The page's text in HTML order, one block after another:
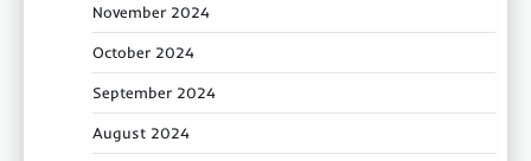
November 2024
October 2024
September 2024
August 2024